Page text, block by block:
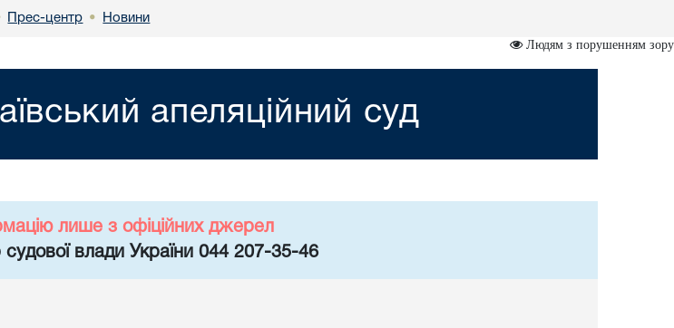
Прес-центр • Новини
Людям з порушенням зору
апеляційний суд
лише з офіційних джерел
влади України 044 207-35-46